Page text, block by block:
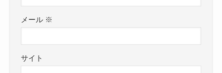
メール ※
サイト